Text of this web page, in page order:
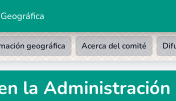
geográfica Acerca del comité
la Administración